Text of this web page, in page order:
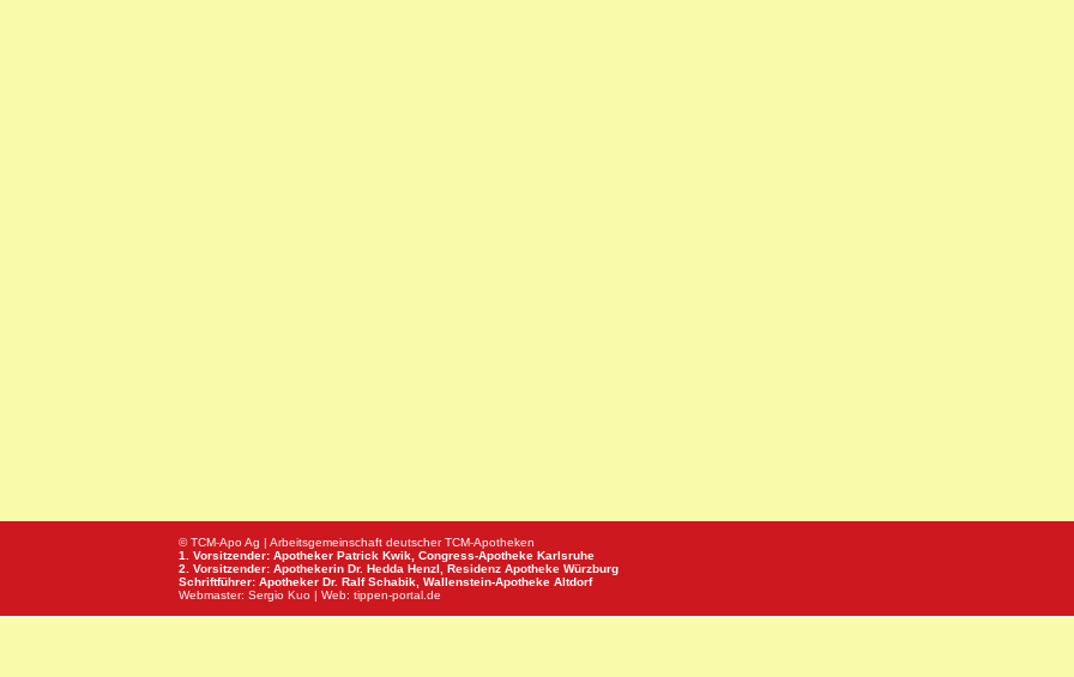
© TCM-Apo Ag | Arbeitsgemeinschaft deutscher TCM-Apotheken
1. Vorsitzender: Apotheker Patrick Kwik, Congress-Apotheke Karlsruhe
2. Vorsitzender: Apothekerin Dr. Hedda Henzl, Residenz Apotheke Würzburg
Schriftführer: Apotheker Dr. Ralf Schabik, Wallenstein-Apotheke Altdorf
Webmaster: Sergio Kuo | Web: tippen-portal.de